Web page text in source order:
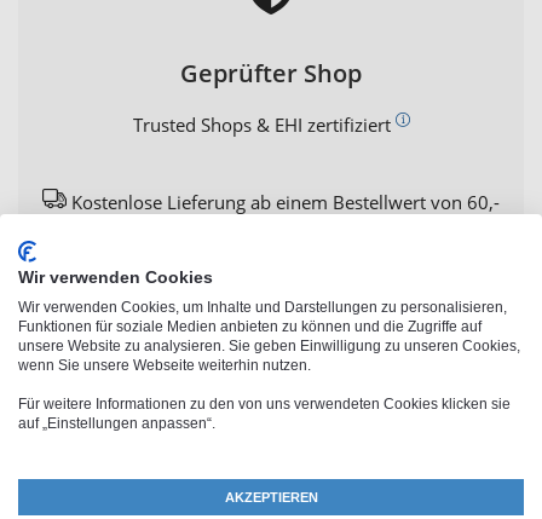
Geprüfter Shop
Trusted Shops & EHI zertifiziert
Kostenlose Lieferung ab einem Bestellwert von 60,-
Wir verwenden Cookies
Wir verwenden Cookies, um Inhalte und Darstellungen zu personalisieren,
Funktionen für soziale Medien anbieten zu können und die Zugriffe auf
unsere Website zu analysieren. Sie geben Einwilligung zu unseren Cookies,
wenn Sie unsere Webseite weiterhin nutzen.
Für weitere Informationen zu den von uns verwendeten Cookies klicken sie
auf „Einstellungen anpassen“.
AKZEPTIEREN